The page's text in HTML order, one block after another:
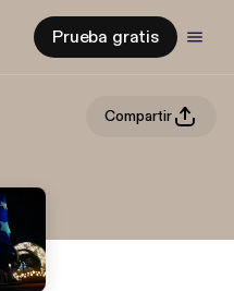
Prueba gratis
Compartir